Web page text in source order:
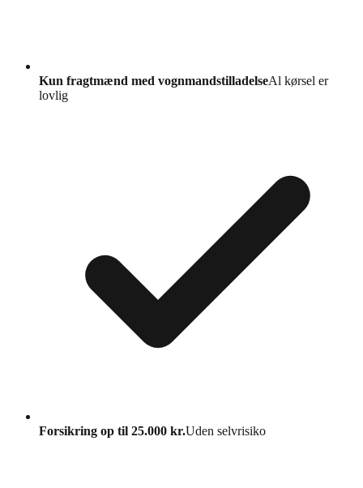
Kun fragtmænd med vognmandstilladelseAl kørsel er
lovlig
Forsikring op til 25.000 kr.Uden selvrisiko